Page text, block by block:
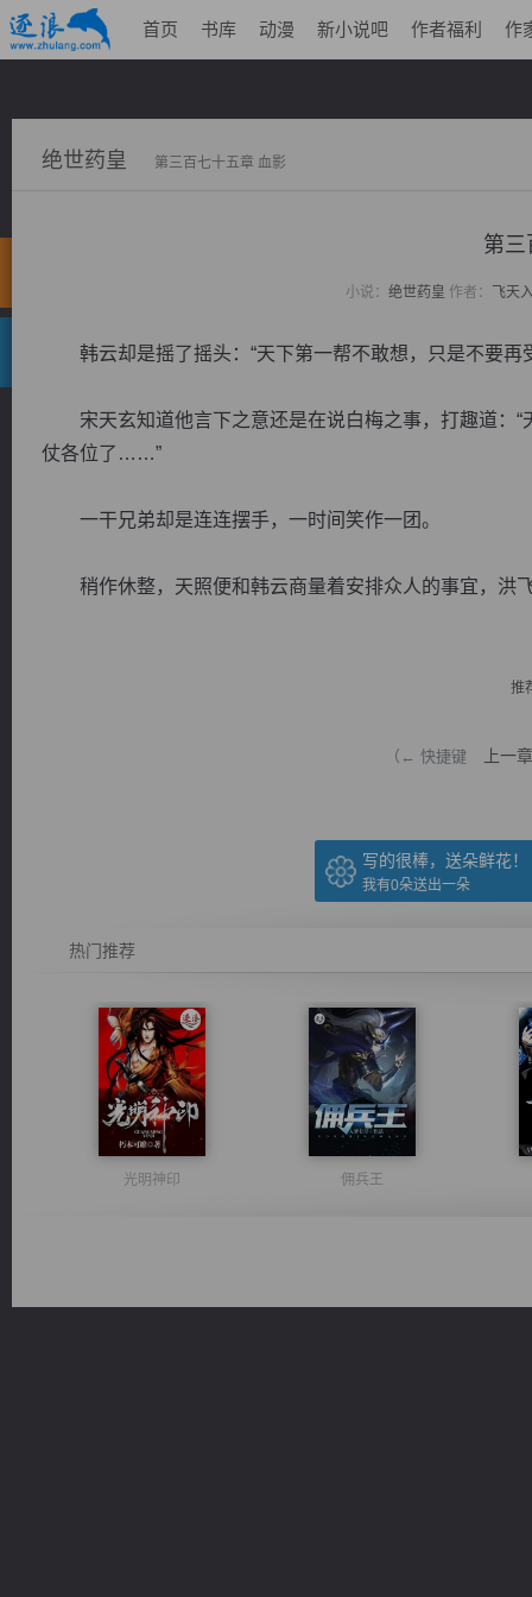
首页 书库 动漫 新小说吧 作者福利 作
绝世药皇 第三百七十五章 血影
第三
小说： 绝世药皇 作者： 飞天
韩云却是摇了摇头：“天下第一帮不敢想，只是不要再
宋天玄知道他言下之意还是在说白梅之事，打趣道：“
仗各位了……”
一干兄弟却是连连摆手，一时间笑作一团。
稍作休整，天照便和韩云商量着安排众人的事宜，洪
推
（← 快捷键 上一章
写的很棒，送朵鲜花！
我有0朵送出一朵
热门推荐
光明神印 佣兵王